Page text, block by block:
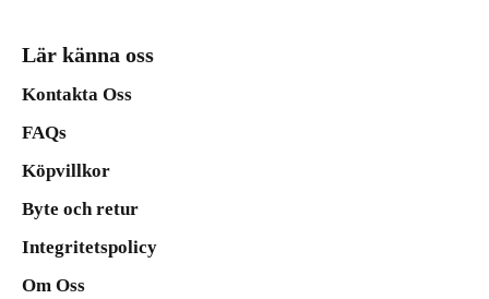
Lär känna oss
Kontakta Oss
FAQs
Köpvillkor
Byte och retur
Integritetspolicy
Om Oss